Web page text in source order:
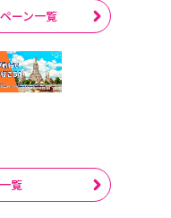
ーン一覧
覧